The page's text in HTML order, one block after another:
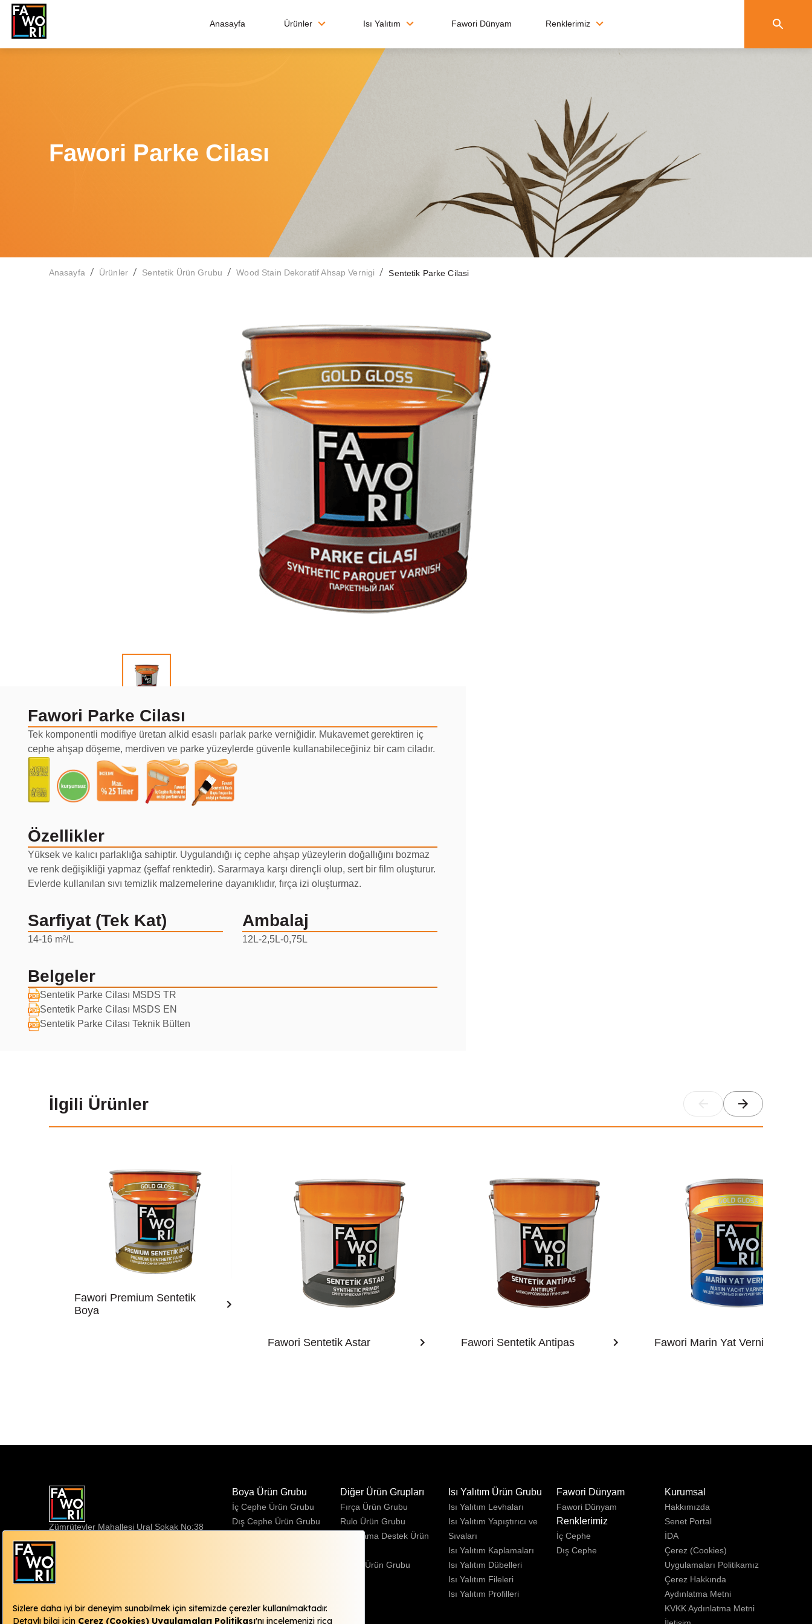
Anasayfa Ürünler Isı Yalıtım Fawori Dünyam Renklerimiz
Fawori Parke Cilası
Anasayfa / Ürünler / Sentetik Ürün Grubu / Wood Stain Dekoratif Ahsap Vernigi / Sentetik Parke Cilasi
Fawori Parke Cilası
Tek komponentli modifiye üretan alkid esaslı parlak parke verniğidir. Mukavemet gerektiren iç
cephe ahşap döşeme, merdiven ve parke yüzeylerde güvenle kullanabileceğiniz bir cam ciladır.
Özellikler
Yüksek ve kalıcı parlaklığa sahiptir. Uygulandığı iç cephe ahşap yüzeylerin doğallığını bozmaz
ve renk değişikliği yapmaz (şeffaf renktedir). Sararmaya karşı dirençli olup, sert bir film oluşturur.
Evlerde kullanılan sıvı temizlik malzemelerine dayanıklıdır, fırça izi oluşturmaz.
Sarfiyat (Tek Kat)
14-16 m²/L
Ambalaj
12L-2,5L-0,75L
Belgeler
Sentetik Parke Cilası MSDS TR
Sentetik Parke Cilası MSDS EN
Sentetik Parke Cilası Teknik Bülten
İlgili Ürünler
Fawori Premium Sentetik
Boya
Fawori Sentetik Astar Fawori Sentetik Antipas Fawori Marin Yat Vernik
Zümrütevler Mahallesi Ural Sokak No:38
Fawori Danışma Hattı
444 98 15
info@fawori.com.tr
Boya Ürün Grubu
İç Cephe Ürün Grubu
Dış Cephe Ürün Grubu
Diğer Ürün Grupları
Fırça Ürün Grubu
Rulo Ürün Grubu
Uygulama Destek Ürün
Sprey Ürün Grubu
Isı Yalıtım Ürün Grubu
Isı Yalıtım Levhaları
Isı Yalıtım Yapıştırıcı ve
Sıvaları
Isı Yalıtım Kaplamaları
Isı Yalıtım Dübelleri
Isı Yalıtım Fileleri
Isı Yalıtım Profilleri
Fawori Dünyam
Fawori Dünyam
Renklerimiz
İç Cephe
Dış Cephe
Kurumsal
Hakkımızda
Senet Portal
İDA
Çerez (Cookies)
Uygulamaları Politikamız
Çerez Hakkında
Aydınlatma Metni
KVKK Aydınlatma Metni